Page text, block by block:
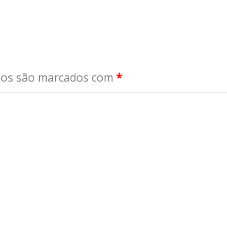
são marcados com *